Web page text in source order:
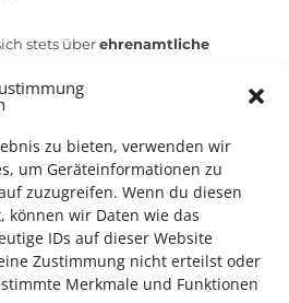
zu bieten, verwenden wir
um Geräteinformationen zu
zuzugreifen. Wenn du diesen
können wir Daten wie das
IDs auf dieser Website
Zustimmung nicht erteilst oder
Merkmale und Funktionen
stets überehrenamtliche
rhein-neckar.de
FESTIVAL DES DEUTSCHEN FILMS*